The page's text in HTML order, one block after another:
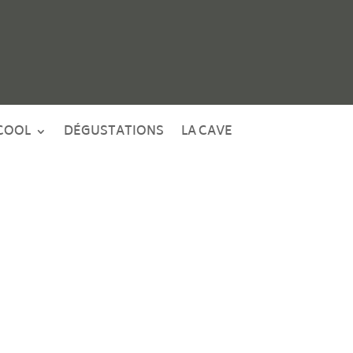
DÉGUSTATIONS
LA CAVE